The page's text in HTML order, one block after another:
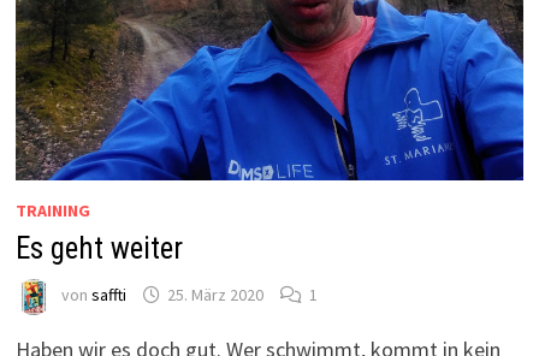
TRAINING
Es geht weiter
von saffti 25. März 2020 1
Haben wir es doch gut. Wer schwimmt, kommt in kein